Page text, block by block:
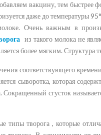
вакцину, тем быстрее
даже до температуры
Очень важным в
из такого молока не
более мягким. Структура
соответствующего
сыворотка, которая
сгусток
типы творога , которые